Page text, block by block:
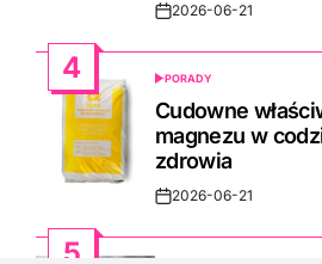
Post2026-06-21
4
POSTED
IN
PORADY
Cudowne
magnezu w
zdrowia
Post2026-06-21
5